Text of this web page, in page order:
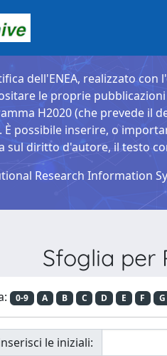
dell'ENEA, realizzato
le proprie
H2020 (che prevede
possibile inserire, o
diritto d'autore, il testo
Research Information
Sfoglia per
0-9 A B C D E F G
le iniziali: